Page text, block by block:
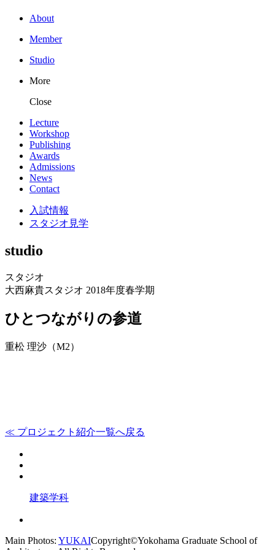
About
Member
Studio
More
Close
Lecture
Workshop
Publishing
Awards
Admissions
News
Contact
入試情報
スタジオ見学
studio
スタジオ
大西麻貴スタジオ 2018年度春学期
ひとつながりの参道
重松 理沙（M2）
≪ プロジェクト紹介一覧へ戻る
建築学科
Main Photos: YUKAICopyright©Yokohama Graduate School of